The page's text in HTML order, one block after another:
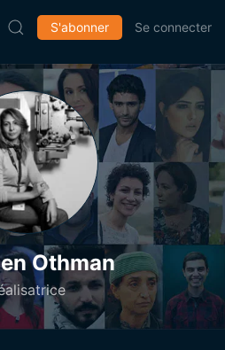
S'abonner Se connecter
Othman